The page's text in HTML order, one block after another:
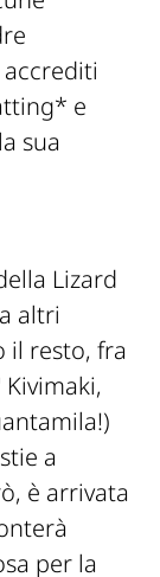
e
sua
Lizard
altri
il resto, fra
a
è arrivata
per la